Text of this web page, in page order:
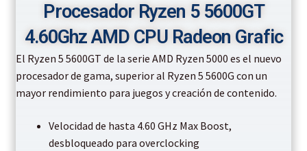
Procesador Ryzen 5 5600GT
4.60Ghz AMD CPU Radeon Grafic
El Ryzen 5 5600GT de la serie AMD Ryzen 5000 es el nuevo
procesador de gama, superior al Ryzen 5 5600G con un
mayor rendimiento para juegos y creación de contenido.
Velocidad de hasta 4.60 GHz Max Boost,
desbloqueado para overclocking